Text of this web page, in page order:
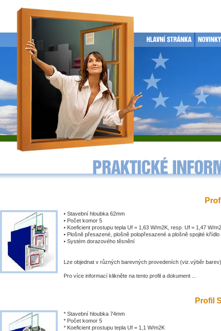
• Stavební hloubka 62mm
• Počet komor 5
• Koeficient prostupu tepla Uf = 1,63 W/m2K, resp. Uf = 1,47 W/
• Plošně přesazené, plošně polopřesazené a plošně spojité křídlo
• Systém dorazového těsnění
Lze objednat v různých barevných provedeních (viz.výběr barev)
Pro více informací klikněte na tento profil a dokument ...
Profil
* Stavební hloubka 74mm
* Počet komor 5
* Koeficient prostupu tepla Uf = 1,1 W/m2K